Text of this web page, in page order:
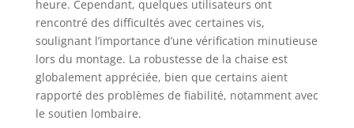
auto-déverrouillable
simplifie les réglages
pour un maintien
personnalisé.
Personnalisation
Totale: Le fauteuil de
bureau ergonomique
heure. Cependant, quelques utilisateurs ont
rencontré des difficultés avec certaines vis,
soulignant l’importance d’une vérification minutieuse
lors du montage. La robustesse de la chaise est
globalement appréciée, bien que certains aient
rapporté des problèmes de fiabilité, notamment avec
le soutien lombaire.